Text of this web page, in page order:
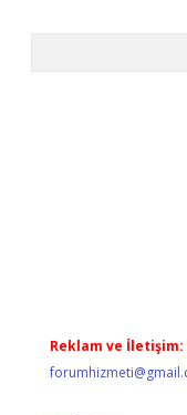
Reklam ve İletişim: